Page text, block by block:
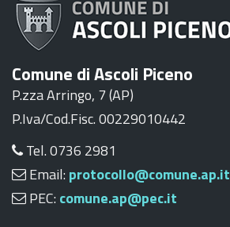
Comune di Ascoli Piceno
P.zza Arringo, 7 (AP)
P.Iva/Cod.Fisc. 00229010442
Tel. 0736 2981
Email: protocollo@comune.ap.it
PEC: comune.ap@pec.it